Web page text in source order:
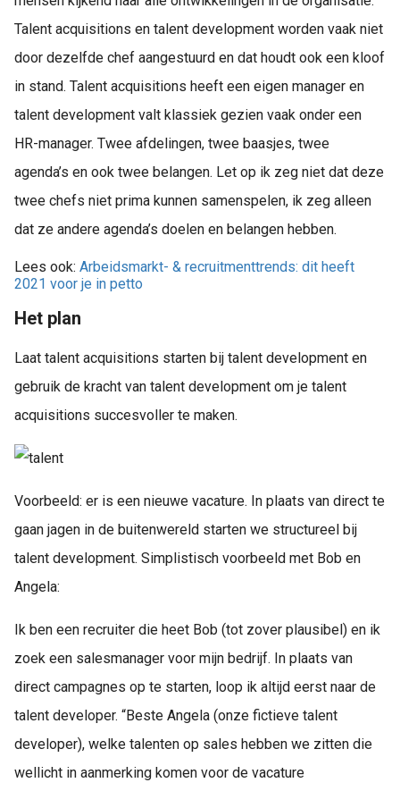
Talent acquisitions en talent development worden vaak niet
door dezelfde chef aangestuurd en dat houdt ook een kloof
in stand. Talent acquisitions heeft een eigen manager en
talent development valt klassiek gezien vaak onder een
HR-manager. Twee afdelingen, twee baasjes, twee
agenda’s en ook twee belangen. Let op ik zeg niet dat deze
twee chefs niet prima kunnen samenspelen, ik zeg alleen
dat ze andere agenda’s doelen en belangen hebben.
Lees ook: Arbeidsmarkt- & recruitmenttrends: dit heeft
2021 voor je in petto
Het plan
Laat talent acquisitions starten bij talent development en
gebruik de kracht van talent development om je talent
acquisitions succesvoller te maken.
Voorbeeld: er is een nieuwe vacature. In plaats van direct te
gaan jagen in de buitenwereld starten we structureel bij
talent development. Simplistisch voorbeeld met Bob en
Angela:
Ik ben een recruiter die heet Bob (tot zover plausibel) en ik
zoek een salesmanager voor mijn bedrijf. In plaats van
direct campagnes op te starten, loop ik altijd eerst naar de
talent developer. “Beste Angela (onze fictieve talent
developer), welke talenten op sales hebben we zitten die
wellicht in aanmerking komen voor de vacature